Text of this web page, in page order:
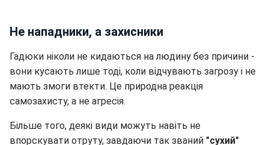
Не нападники, а захисники
Гадюки ніколи не кидаються на людину без причини -
вони кусають лише тоді, коли відчувають загрозу і не
мають змоги втекти. Це природна реакція
самозахисту, а не агресія.
Більше того, деякі види можуть навіть не
впорскувати отруту, завдаючи так званий "сухий"